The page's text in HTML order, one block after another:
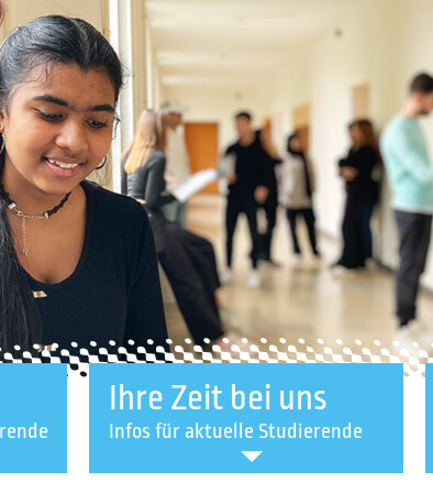
Ihre Zeit bei uns
Infos für aktuelle Studierende